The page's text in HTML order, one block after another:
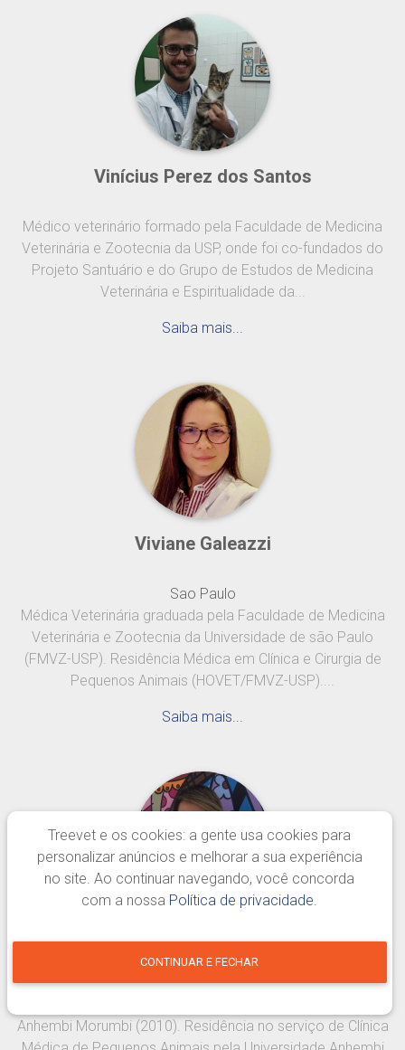
Vinícius Perez dos Santos
Médico veterinário formado pela Faculdade de Medicina
Veterinária e Zootecnia da USP, onde foi co-fundados do
Projeto Santuário e do Grupo de Estudos de Medicina
Veterinária e Espiritualidade da...
Saiba mais...
Viviane Galeazzi
Sao Paulo
Médica Veterinária graduada pela Faculdade de Medicina
Veterinária e Zootecnia da Universidade de são Paulo
(FMVZ-USP). Residência Médica em Clínica e Cirurgia de
Pequenos Animais (HOVET/FMVZ-USP)....
Saiba mais...
São Caetano do Sul
Anhembi Morumbi (2010). Residência no serviço de Clínica
Treevet e os cookies: a gente usa cookies para
personalizar anúncios e melhorar a sua experiência
no site. Ao continuar navegando, você concorda
com a nossa Política de privacidade.
CONTINUAR E FECHAR